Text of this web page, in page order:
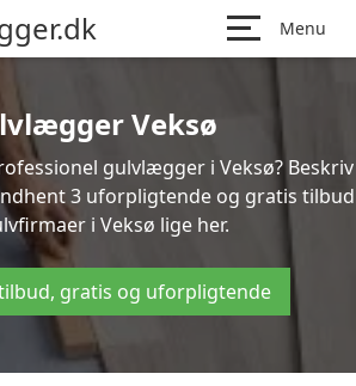
Menu
Veksø
gulvlægger i Veksø? Beskriv
3 uforpligtende og gratis tilbud
i Veksø lige her.
gratis og uforpligtende